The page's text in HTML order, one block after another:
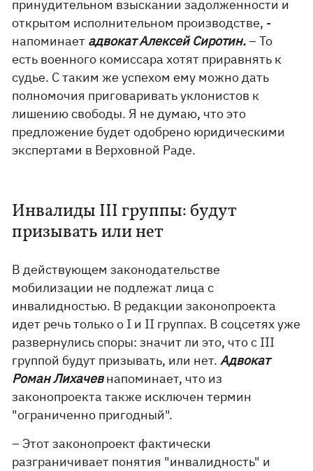
принудительном взыскании задолженности и
открытом исполнительном производстве, -
напоминает адвокат Алексей Сиротин.– То
есть военного комиссара хотят приравнять к
судье. С таким же успехом ему можно дать
полномочия приговаривать уклонистов к
лишению свободы. Я не думаю, что это
предложение будет одобрено юридическими
экспертами в Верховной Раде.
Инвалиды ІІІ группы: будут
призывать или нет
В действующем законодательстве
мобилизации не подлежат лица с
инвалидностью. В редакции законопроекта
идет речь только о I и II группах. В соцсетях уже
развернулись споры: значит ли это, что с III
группой будут призывать, или нет.Адвокат
Роман Лихачевнапоминает, что из
законопроекта также исключен термин
"ограниченно пригодный".
– Этот законопроект фактически
разграничивает понятия "инвалидность" и